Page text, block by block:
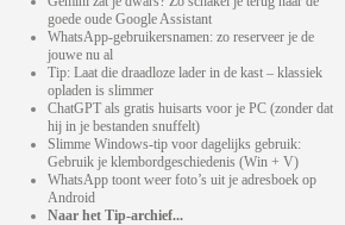
goede oude Google Assistant
WhatsApp-gebruikersnamen: zo reserveer je de
jouwe nu al
Tip: Laat die draadloze lader in de kast – klassiek
opladen is slimmer
ChatGPT als gratis huisarts voor je PC (zonder dat
hij in je bestanden snuffelt)
Slimme Windows-tip voor dagelijks gebruik:
Gebruik je klembordgeschiedenis (Win + V)
WhatsApp toont weer foto’s uit je adresboek op
Android
Naar het Tip-archief...